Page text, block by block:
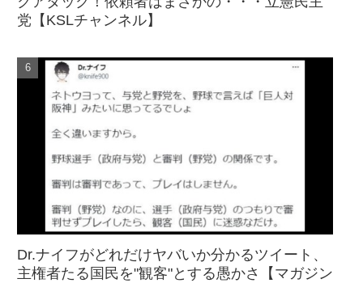
党【KSLチャンネル】
Dr.ナイフがどれだけヤバいか分かるツイート、
主権者たる国民を"観客"とする愚かさ【マガジン